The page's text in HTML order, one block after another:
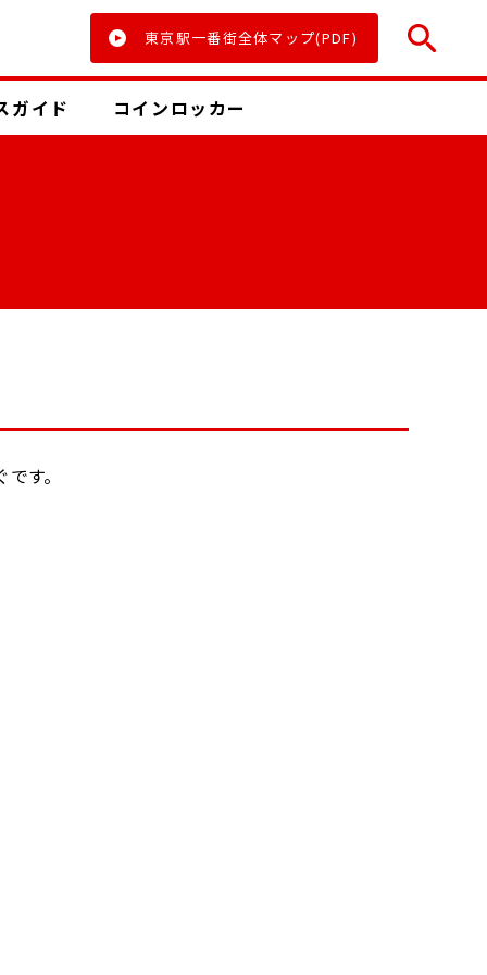
東京駅一番街全体マップ(PDF)
ガイド コインロッカー
す。